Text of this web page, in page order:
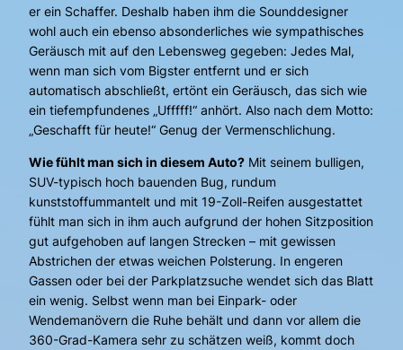
er ein Schaffer. Deshalb haben ihm die Sounddesigner
wohl auch ein ebenso absonderliches wie sympathisches
Geräusch mit auf den Lebensweg gegeben: Jedes Mal,
wenn man sich vom Bigster entfernt und er sich
automatisch abschließt, ertönt ein Geräusch, das sich wie
ein tiefempfundenes „Ufffff!“ anhört. Also nach dem Motto:
„Geschafft für heute!“ Genug der Vermenschlichung.
Wie fühlt man sich in diesem Auto? Mit seinem bulligen,
SUV-typisch hoch bauenden Bug, rundum
kunststoffummantelt und mit 19-Zoll-Reifen ausgestattet
fühlt man sich in ihm auch aufgrund der hohen Sitzposition
gut aufgehoben auf langen Strecken – mit gewissen
Abstrichen der etwas weichen Polsterung. In engeren
Gassen oder bei der Parkplatzsuche wendet sich das Blatt
ein wenig. Selbst wenn man bei Einpark- oder
Wendemanövern die Ruhe behält und dann vor allem die
360-Grad-Kamera sehr zu schätzen weiß, kommt doch